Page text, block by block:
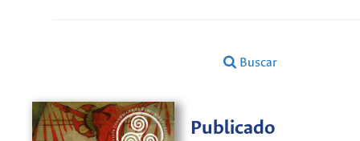
Buscar
Publicado